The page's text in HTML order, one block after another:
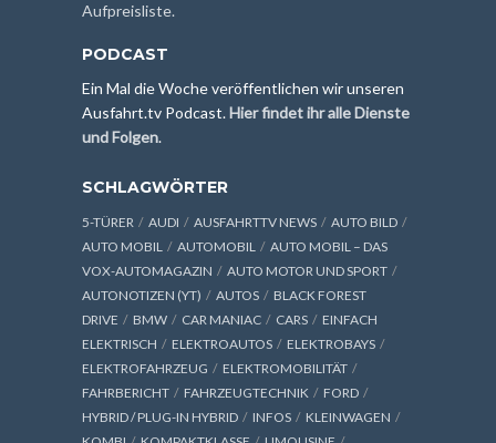
Aufpreisliste.
PODCAST
Ein Mal die Woche veröffentlichen wir unseren
Ausfahrt.tv Podcast.Hier findet ihr alle Dienste
und Folgen.
SCHLAGWÖRTER
5-TÜRER AUDI AUSFAHRTTV NEWS
AUTO BILD
AUTO MOBIL
AUTOMOBIL
AUTO MOBIL – DAS
VOX-AUTOMAGAZIN
AUTO MOTOR UND SPORT
AUTONOTIZEN (YT)
AUTOS
BLACK FOREST
DRIVE
BMW CAR MANIAC CARS
EINFACH
ELEKTRISCH
ELEKTROAUTOS
ELEKTROBAYS
ELEKTROFAHRZEUG
ELEKTROMOBILITÄT
FAHRBERICHT
FAHRZEUGTECHNIK
FORD
HYBRID / PLUG-IN HYBRID
INFOS
KLEINWAGEN